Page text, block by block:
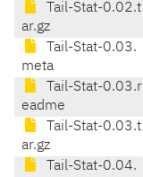
Tail-Stat-0.02.t
ar.gz
Tail-Stat-0.03.
meta
Tail-Stat-0.03.r
eadme
Tail-Stat-0.03.t
ar.gz
Tail-Stat-0.04.